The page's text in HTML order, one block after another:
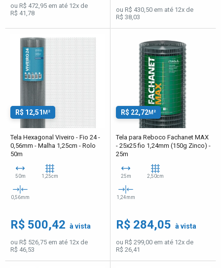
ou R$ 472,95 em até 12x de
R$ 41,78
ou R$ 430,50 em até 12x de
R$ 38,03
R$ 12,51 M²
Tela Hexagonal Viveiro - Fio 24 -
0,56mm - Malha 1,25cm - Rolo
50m
50m 1,25cm
0,56mm
R$ 500,42 à vista
ou R$ 526,75 em até 12x de
R$ 46,53
R$ 22,72M²
Tela para Reboco Fachanet MAX
- 25x25 fio 1,24mm (150g Zinco) -
25m
25m 2,50cm
1,24mm
R$ 284,05 à vista
ou R$ 299,00 em até 12x de
R$ 26,41